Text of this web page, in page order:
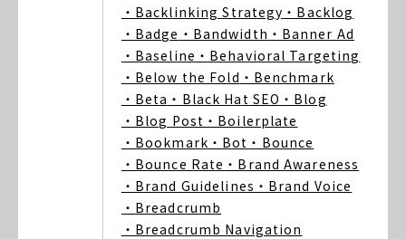
・Backlinking Strategy ・Backlog
・Badge ・Bandwidth ・Banner Ad
・Baseline ・Behavioral Targeting
・Below the Fold ・Benchmark
・Beta ・Black Hat SEO ・Blog
・Blog Post ・Boilerplate
・Bookmark ・Bot ・Bounce
・Bounce Rate ・Brand Awareness
・Brand Guidelines ・Brand Voice
・Breadcrumb
・Breadcrumb Navigation